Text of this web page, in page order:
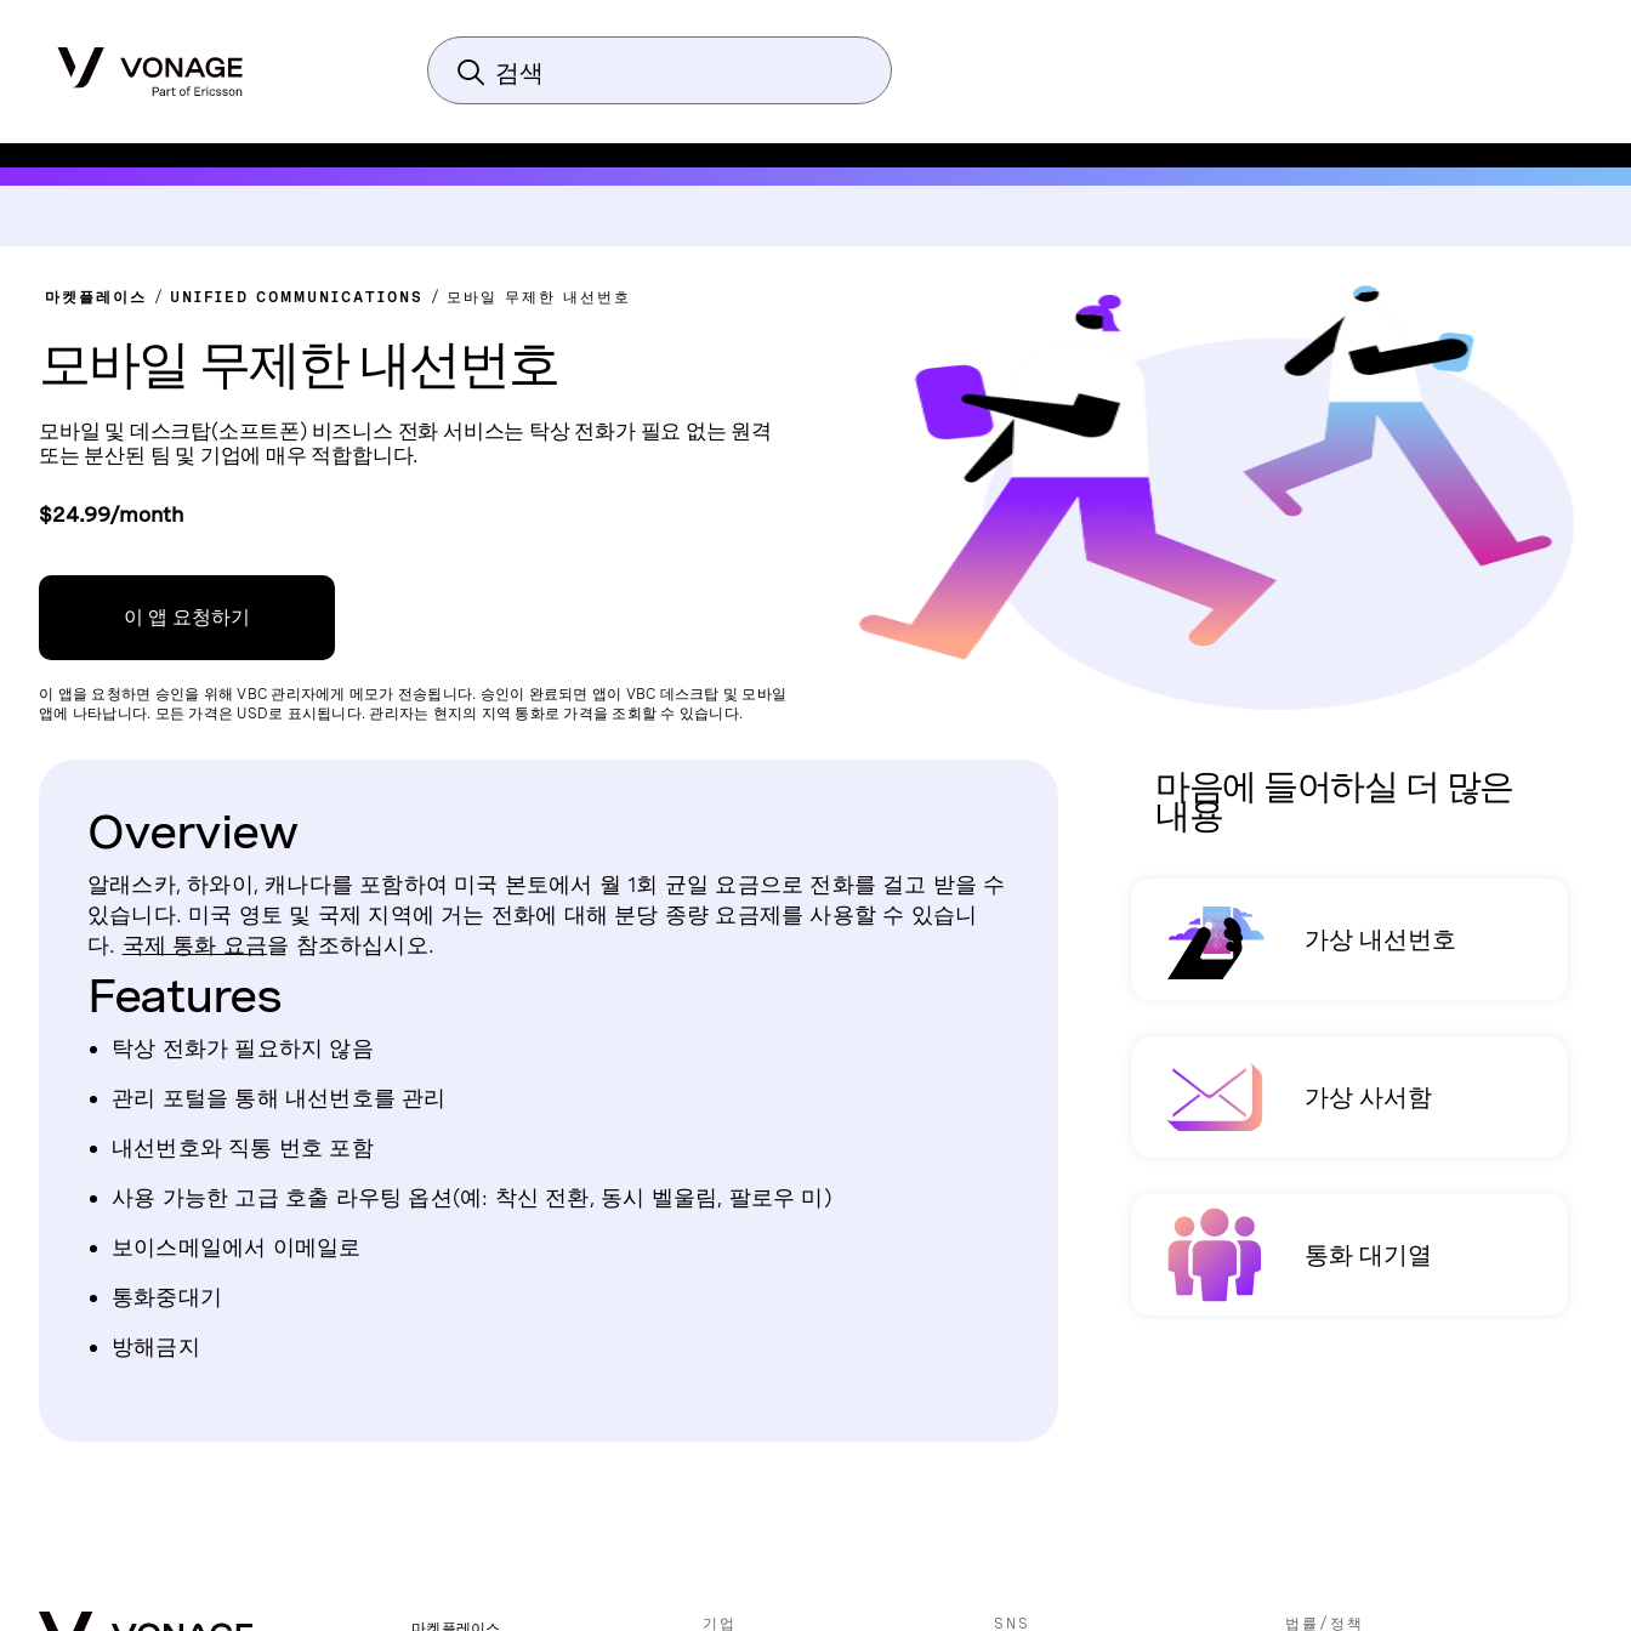
마켓플레이스 UNIFIED COMMUNICATIONS 모바일 무제한 내선번호
모바일 무제한 내선번호
모바일 및 데스크탑(소프트폰) 비즈니스 전화 서비스는 탁상 전화가 필요 없는 원격
또는 분산된 팀 및 기업에 매우 적합합니다.
$24.99/month
이 앱 요청하기
이 앱을 요청하면 승인을 위해 VBC 관리자에게 메모가 전송됩니다. 승인이 완료되면 앱이 VBC 데스크탑 및 모바일
앱에 나타납니다. 모든 가격은 USD로 표시됩니다. 관리자는 현지의 지역 통화로 가격을 조회할 수 있습니다.
Overview
알래스카, 하와이, 캐나다를 포함하여 미국 본토에서 월 1회 균일 요금으로 전화를 걸고 받을 수
있습니다. 미국 영토 및 국제 지역에 거는 전화에 대해 분당 종량 요금제를 사용할 수 있습니
다. 국제 통화 요금을 참조하십시오.
Features
탁상 전화가 필요하지 않음
관리 포털을 통해 내선번호를 관리
내선번호와 직통 번호 포함
사용 가능한 고급 호출 라우팅 옵션(예: 착신 전환, 동시 벨울림, 팔로우 미)
보이스메일에서 이메일로
통화중대기
방해금지
마음에 들어하실 더 많은
내용
가상 내선번호
가상 사서함
통화 대기열
기업 SNS 법률/정책